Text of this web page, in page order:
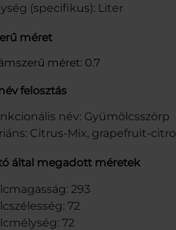
(specifikus): Liter
méret
méret: 0.7
felosztás
név: Gyümölcsszörp
Citrus-Mix, grapefruit-
által megadott méretek
293
72
72